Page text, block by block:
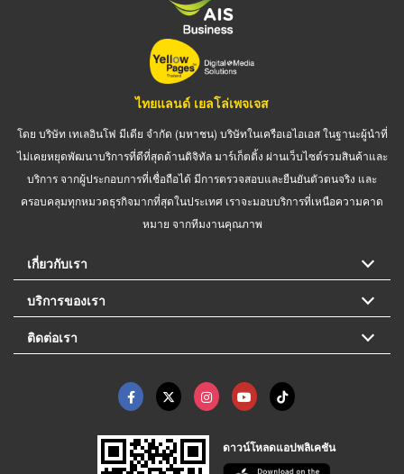
ไทยแลนด์ เยลโล่เพจเจส
โดย บริษัท เทเลอินโฟ มีเดีย จำกัด (มหาชน) บริษัทในเครือเอไอเอส ในฐานะผู้นำที่
ไม่เคยหยุดพัฒนาบริการที่ดีที่สุดด้านดิจิทัล มาร์เก็ตติ้ง ผ่านเว็บไซต์รวมสินค้าและ
บริการ จากผู้ประกอบการที่เชื่อถือได้ มีการตรวจสอบและยืนยันตัวตนจริง และ
ครอบคลุมทุกหมวดธุรกิจมากที่สุดในประเทศ เราจะมอบบริการที่เหนือความคาด
หมาย จากทีมงานคุณภาพ
เกี่ยวกับเรา
บริการของเรา
ติดต่อเรา
ดาวน์โหลดแอปพลิเคชัน